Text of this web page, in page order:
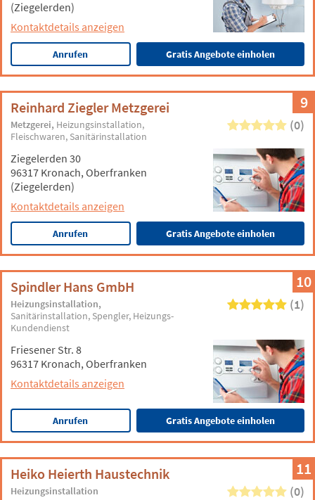
(Ziegelerden)
Kontaktdetails anzeigen
Anrufen Gratis Angebote einholen
9
Reinhard Ziegler Metzgerei
Metzgerei Heizungsinstallation
Fleischwaren Sanitärinstallation
(0)
Ziegelerden 30
96317 Kronach, Oberfranken
(Ziegelerden)
Kontaktdetails anzeigen
Anrufen Gratis Angebote einholen
10
Spindler Hans GmbH
Heizungsinstallation
Sanitärinstallation Spengler Heizungs-
Kundendienst
(1)
Friesener Str. 8
96317 Kronach, Oberfranken
Kontaktdetails anzeigen
Anrufen Gratis Angebote einholen
11
Heiko Heierth Haustechnik
Heizungsinstallation (0)